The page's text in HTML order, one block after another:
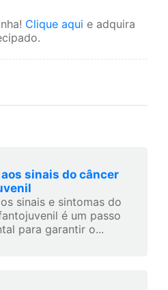
Clique aqui e adquira
sinais do câncer
sinais e sintomas do
é um passo
para garantir o...